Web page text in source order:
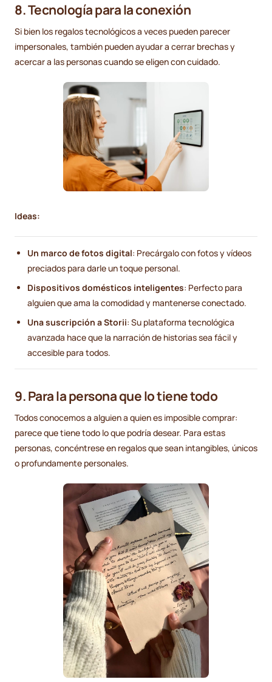
8. Tecnología para la conexión
Si bien los regalos tecnológicos a veces pueden parecer
impersonales, también pueden ayudar a cerrar brechas y
acercar a las personas cuando se eligen con cuidado.
Ideas:
Un marco de fotos digital: Precárgalo con fotos y vídeos
preciados para darle un toque personal.
Dispositivos domésticos inteligentes: Perfecto para
alguien que ama la comodidad y mantenerse conectado.
Una suscripción a Storii: Su plataforma tecnológica
avanzada hace que la narración de historias sea fácil y
accesible para todos.
9. Para la persona que lo tiene todo
Todos conocemos a alguien a quien es imposible comprar:
parece que tiene todo lo que podría desear. Para estas
personas, concéntrese en regalos que sean intangibles, únicos
o profundamente personales.